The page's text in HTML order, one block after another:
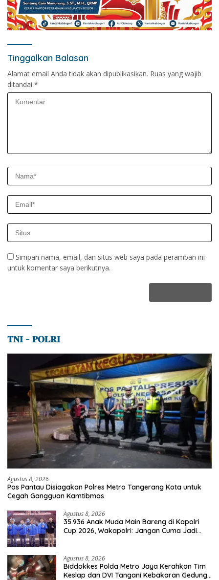
Tinggalkan Balasan
Alamat email Anda tidak akan dipublikasikan. Ruas yang wajib
ditandai *
Simpan nama, email, dan situs web saya pada peramban ini
untuk komentar saya berikutnya.
𝐓𝐍𝐈 – 𝐏𝐎𝐋𝐑𝐈
Agustus 8, 2026
Pos Pantau Disiagakan Polres Metro Tangerang Kota untuk
Cegah Gangguan Kamtibmas
Agustus 8, 2026
35.936 Anak Muda Main Bareng di Kapolri
Cup 2026, Wakapolri: Jangan Cuma Jadi
Agustus 8, 2026
Biddokkes Polda Metro Jaya Kerahkan Tim
Keslap dan DVI Tangani Kebakaran Gedung